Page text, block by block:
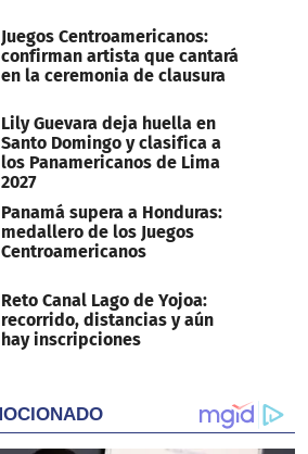
Juegos Centroamericanos:
confirman artista que cantará
en la ceremonia de clausura
Lily Guevara deja huella en
Santo Domingo y clasifica a
los Panamericanos de Lima
2027
Panamá supera a Honduras:
medallero de los Juegos
Centroamericanos
Reto Canal Lago de Yojoa:
recorrido, distancias y aún
hay inscripciones